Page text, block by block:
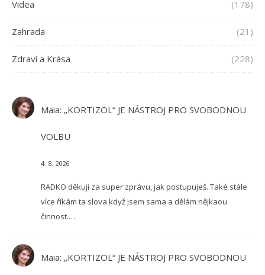
Videa (178)
Zahrada (21)
Zdraví a Krása (228)
Maia: „KORTIZOL“ JE NÁSTROJ PRO SVOBODNOU
VOLBU
4. 8. 2026
RADKO děkuji za super zprávu, jak postupuješ. Také stále
více říkám ta slova když jsem sama a dělám nějkaou
činnost.…
Maia: „KORTIZOL“ JE NÁSTROJ PRO SVOBODNOU